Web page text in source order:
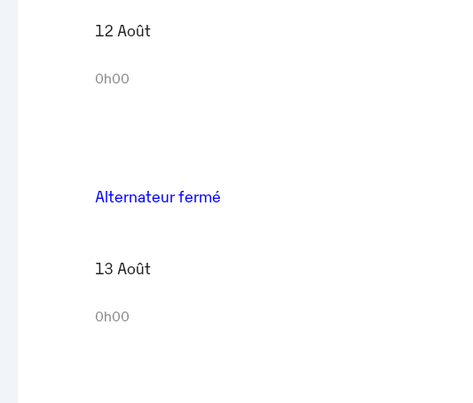
12 Août
0h00
Alternateur fermé
13 Août
0h00